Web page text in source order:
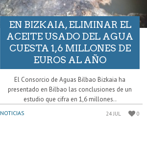
EN BIZKAIA, ELIMINAR EL
ACEITE USADO DEL AGUA
CUESTA 1,6 MILLONES DE
EUROS AL AÑO
El Consorcio de Aguas Bilbao Bizkaia ha
presentado en Bilbao las conclusiones de un
estudio que cifra en 1,6 millones..
NOTICIAS 24 JUL 0